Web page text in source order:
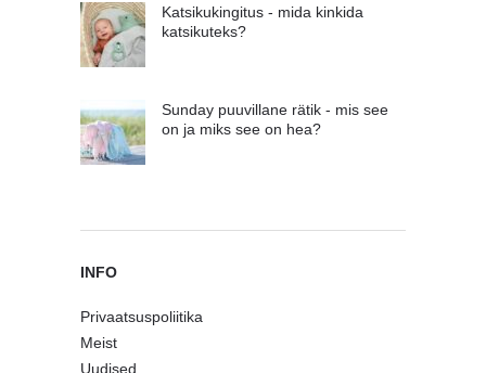
Katsikukingitus - mida kinkida
katsikuteks?
Sunday puuvillane rätik - mis see
on ja miks see on hea?
INFO
Privaatsuspoliitika
Meist
Uudised